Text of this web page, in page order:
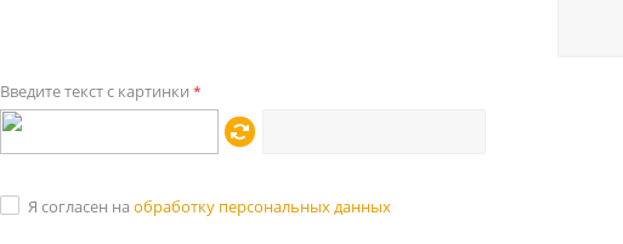
Введите текст с картинки *
Я согласен на обработку персональных данных